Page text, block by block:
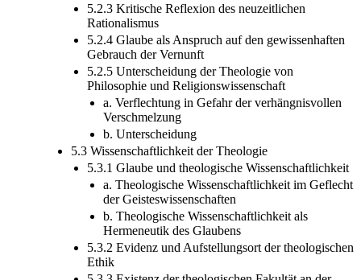
5.2.3 Kritische Reflexion des neuzeitlichen
Rationalismus
5.2.4 Glaube als Anspruch auf den gewissenhaften
Gebrauch der Vernunft
5.2.5 Unterscheidung der Theologie von
Philosophie und Religionswissenschaft
a. Verflechtung in Gefahr der verhängnisvollen
Verschmelzung
b. Unterscheidung
5.3 Wissenschaftlichkeit der Theologie
5.3.1 Glaube und theologische Wissenschaftlichkeit
a. Theologische Wissenschaftlichkeit im Geflecht
der Geisteswissenschaften
b. Theologische Wissenschaftlichkeit als
Hermeneutik des Glaubens
5.3.2 Evidenz und Aufstellungsort der theologischen
Ethik